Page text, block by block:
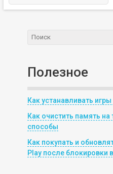
Полезное
Как устанавливать
Как очистить память
способы
Как покупать и
Play после блокировки